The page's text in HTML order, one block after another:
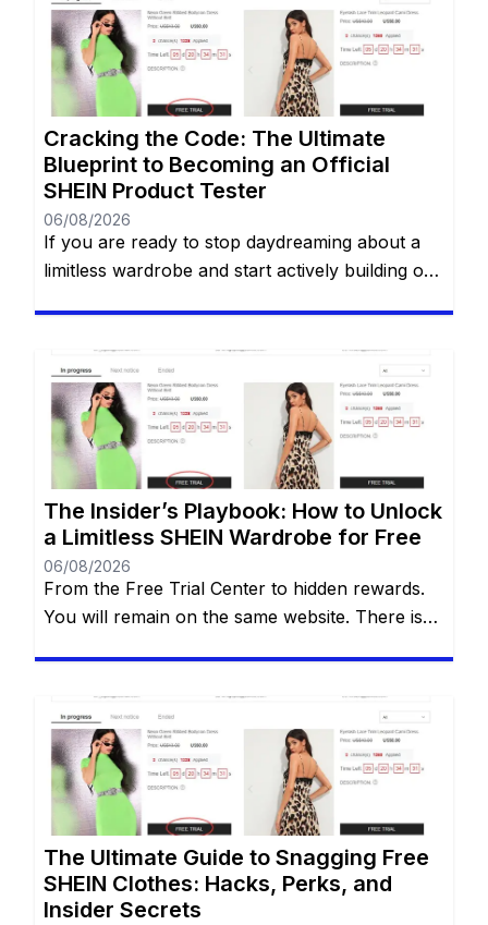
Cracking the Code: The Ultimate
Blueprint to Becoming an Official
SHEIN Product Tester
06/08/2026
If you are ready to stop daydreaming about a
limitless wardrobe and start actively building one
social media about the highly coveted SHEIN
Free Trial Center. However, locating this hidden
gem—and more importantly, actually getting
your applications approved—can often […]
The Insider’s Playbook: How to Unlock
a Limitless SHEIN Wardrobe for Free
06/08/2026
From the Free Trial Center to hidden rewards.
You will remain on the same website. There is
endless stream of trendy styles, the vibrant
aesthetics, and the sheer variety of options can
be incredibly addictive. However, staring down
the final checkout total […]
The Ultimate Guide to Snagging Free
SHEIN Clothes: Hacks, Perks, and
Insider Secrets